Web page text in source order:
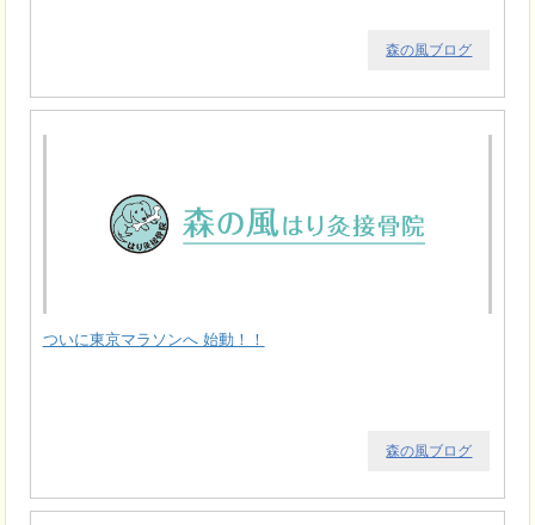
森の風ブログ
ついに東京マラソンへ 始動！！
森の風ブログ